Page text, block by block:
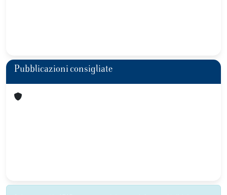
Pubblicazioni consigliate